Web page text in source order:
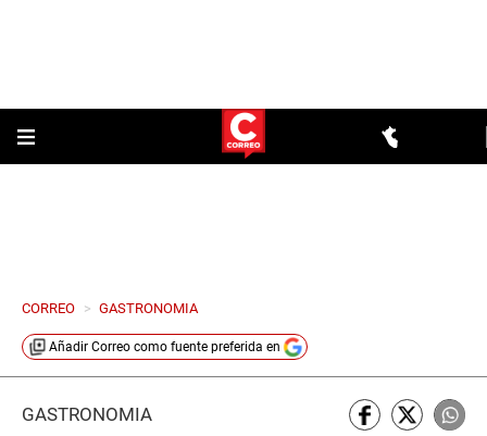
CORREO > GASTRONOMIA
Añadir Correo como fuente preferida en
GASTRONOMÍA